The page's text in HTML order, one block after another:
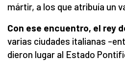
mártir, a los que atribuía un
Con ese encuentro, el rey
varias ciudades italianas
dieron lugar al Estado